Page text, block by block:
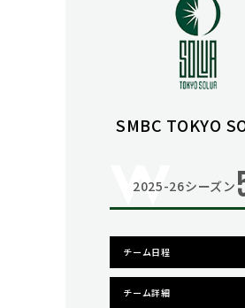
SMBC TOKYO
2025-26シーズン
チーム日程
チーム詳細